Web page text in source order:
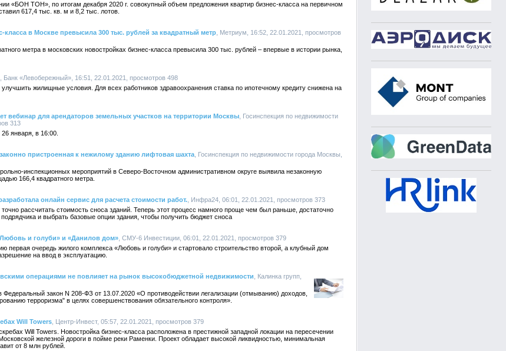
«БОН ТОН», по итогам декабря 2020 г. совокупный объем предложения квартир бизнес-класса на первичном
617,4 тыс. кв. м и 8,2 тыс. лотов.
в Москве превысила 300 тыс. рублей за квадратный метр , Метриум, 16:52, 22.01.2021, просмотров
метра в московских новостройках бизнес-класса превысила 300 тыс. рублей – впервые в истории рынка,
, Банк «Левобережный», 16:51, 22.01.2021, просмотров 498
жилищные условия. Для всех работников здравоохранения ставка по ипотечному кредиту снижена на
вебинар для арендаторов земельных участков на территории Москвы , Госинспекция по недвижимости
313
января, в 16:00.
пристроенная к нежилому зданию лифтовая шахта , Госинспекция по недвижимости города Москвы,
инспекционных мероприятий в Северо-Восточном административном округе выявила незаконную
166,4 квадратного метра.
онлайн сервис для расчета стоимости работ. , Инфра24, 06:01, 22.01.2021, просмотров 373
рассчитать стоимость сноса зданий. Теперь этот процесс намного проще чем был раньше, достаточно
и выбрать базовые опции здания, чтобы получить бюджет сноса
и голуби» и «Данилов дом» , СМУ-6 Инвестиции, 06:01, 22.01.2021, просмотров 379
первая очередь жилого комплекса «Любовь и голуби» и стартовало строительство второй, а клубный дом
на ввод в эксплуатацию.
операциями не повлияет на рынок высокобюджетной недвижимости , Калинка групп,
закон N 208-ФЗ от 13.07.2020 «О противодействии легализации (отмыванию) доходов,
терроризма" в целях совершенствования обязательного контроля».
Will Towers , Центр-Инвест, 05:57, 22.01.2021, просмотров 379
Will Towers. Новостройка бизнес-класса расположена в престижной западной локации на пересечении
железной дороги в пойме реки Раменки. Проект обладает высокой ликвидностью, минимальная
от 8 млн рублей.